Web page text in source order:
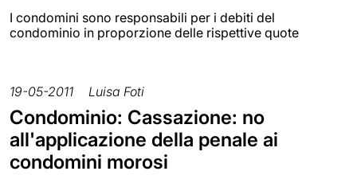
I condomini sono responsabili per i debiti del
condominio in proporzione delle rispettive quote
19-05-2011 Luisa Foti
Condominio: Cassazione: no
all'applicazione della penale ai
condomini morosi